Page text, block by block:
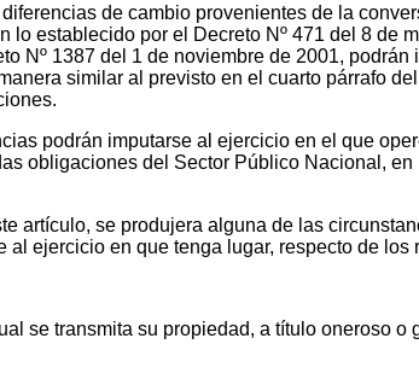
de cambio provenientes de la
establecido por el Decreto Nº 471 del 8 de
Nº 1387 del 1 de noviembre de 2001, podrán
similar al previsto en el cuarto párrafo
podrán imputarse al ejercicio en el que
obligaciones del Sector Público Nacional,
artículo, se produjera alguna de las
ejercicio en que tenga lugar, respecto de los
se transmita su propiedad, a título oneroso